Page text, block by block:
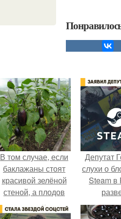
В том случае, если
баклажаны стоят
красивой зелёной
стеной, а плодов
почти не видно -
радоваться тут
Депутат
слухи о
Steam в